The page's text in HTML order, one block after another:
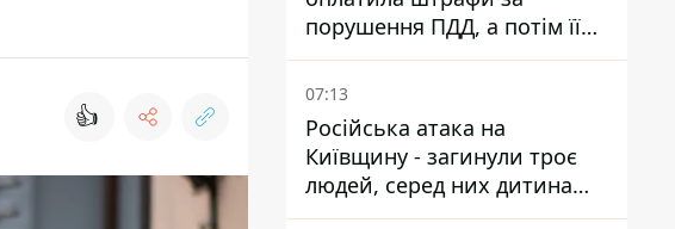
👍
порушення ПДД, а потім її
рахунки заблокували - в
чому причина і що вирішив
07:13
Російська атака на
Київщину - загинули троє
людей, серед них дитина
2022 року народження